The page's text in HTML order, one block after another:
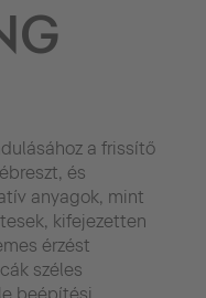
a frissítő
és
anyagok, mint
kifejezetten
érzést
széles
beépítési